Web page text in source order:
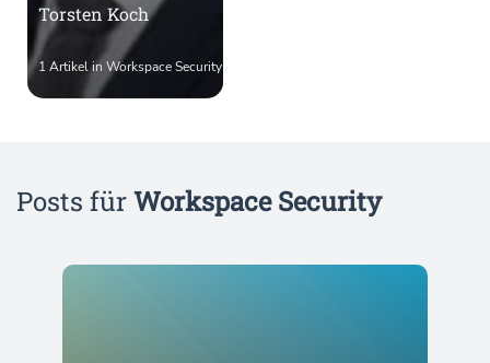
Torsten Koch
1 Artikel in Workspace Security
Posts fürWorkspace Security